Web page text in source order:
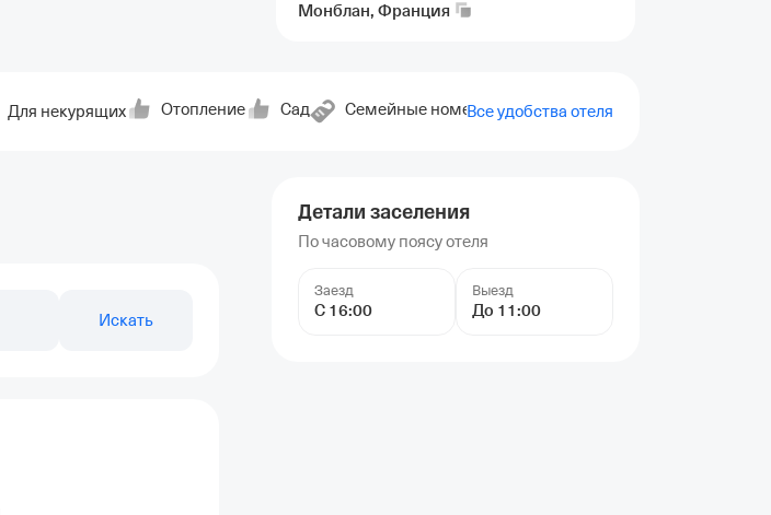
Монблан, Франция
Для некурящих Отопление Сад Семейные номера Прачечная
Все удобства отеля
Детали заселения
По часовому поясу отеля
Заезд
С 16:00
Выезд
До 11:00
Искать